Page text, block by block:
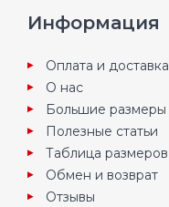
Информация
Оплата и доставка
О нас
Большие размеры
Полезные статьи
Таблица размеров
Обмен и возврат
Отзывы